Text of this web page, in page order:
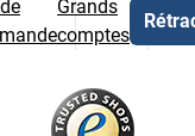
Grands
comptes